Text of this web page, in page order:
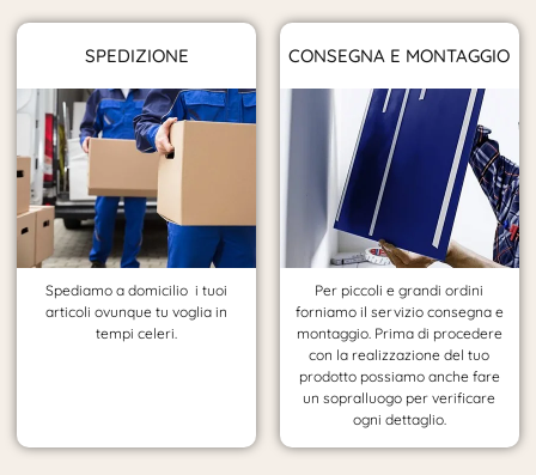
SPEDIZIONE
Spediamo a domicilio i tuoi
articoli ovunque tu voglia in
tempi celeri.
CONSEGNA E MONTAGGIO
Per piccoli e grandi ordini
forniamo il servizio consegna e
montaggio. Prima di procedere
con la realizzazione del tuo
prodotto possiamo anche fare
un sopralluogo per verificare
ogni dettaglio.